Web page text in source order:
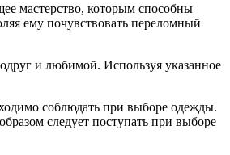
мастерство, которым способны
ему почувствовать переломный
и любимой. Используя указанное
соблюдать при выборе одежды.
следует поступать при выборе